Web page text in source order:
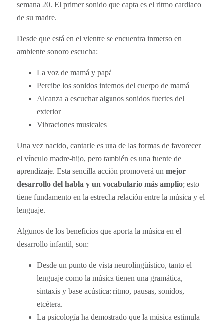
semana 20. El primer sonido que capta es el ritmo cardiaco
de su madre.
Desde que está en el vientre se encuentra inmerso en
ambiente sonoro escucha:
La voz de mamá y papá
Percibe los sonidos internos del cuerpo de mamá
Alcanza a escuchar algunos sonidos fuertes del
exterior
Vibraciones musicales
Una vez nacido, cantarle es una de las formas de favorecer
el vínculo madre-hijo, pero también es una fuente de
aprendizaje. Esta sencilla acción promoverá un mejor
desarrollo del habla y un vocabulario más amplio; esto
tiene fundamento en la estrecha relación entre la música y el
lenguaje.
Algunos de los beneficios que aporta la música en el
desarrollo infantil, son:
Desde un punto de vista neurolingüístico, tanto el
lenguaje como la música tienen una gramática,
sintaxis y base acústica: ritmo, pausas, sonidos,
etcétera.
La psicología ha demostrado que la música estimula